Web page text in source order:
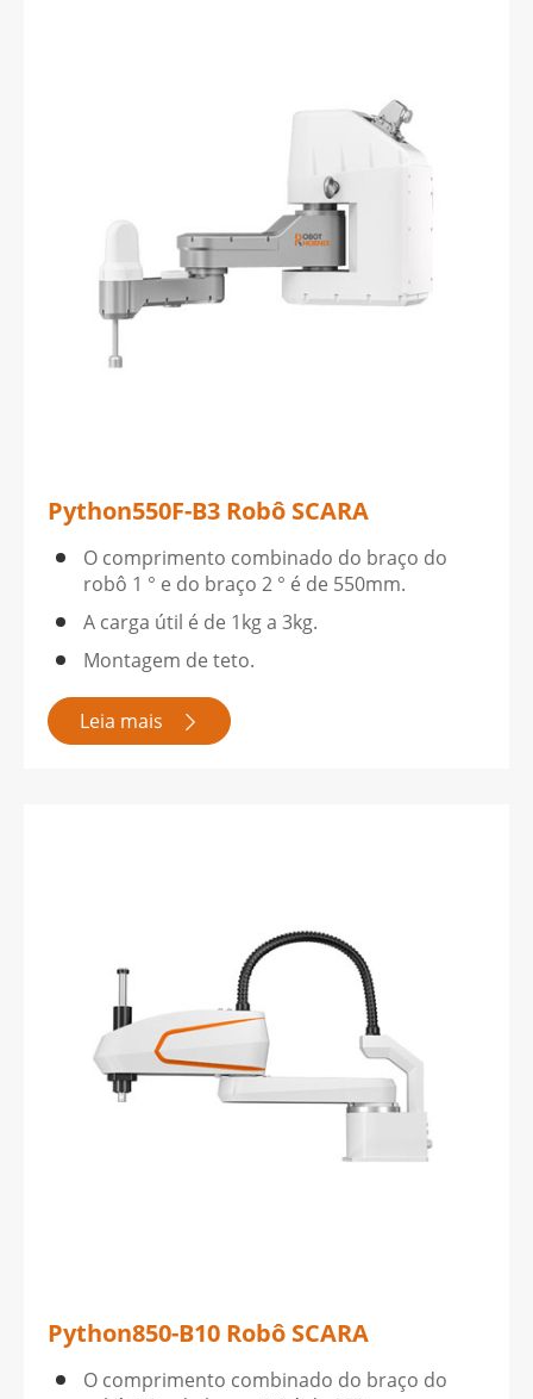
Python550F-B3 Robô SCARA
O comprimento combinado do braço do
robô 1 ° e do braço 2 ° é de 550mm.
A carga útil é de 1kg a 3kg.
Montagem de teto.
Leia mais 
Python850-B10 Robô SCARA
O comprimento combinado do braço do